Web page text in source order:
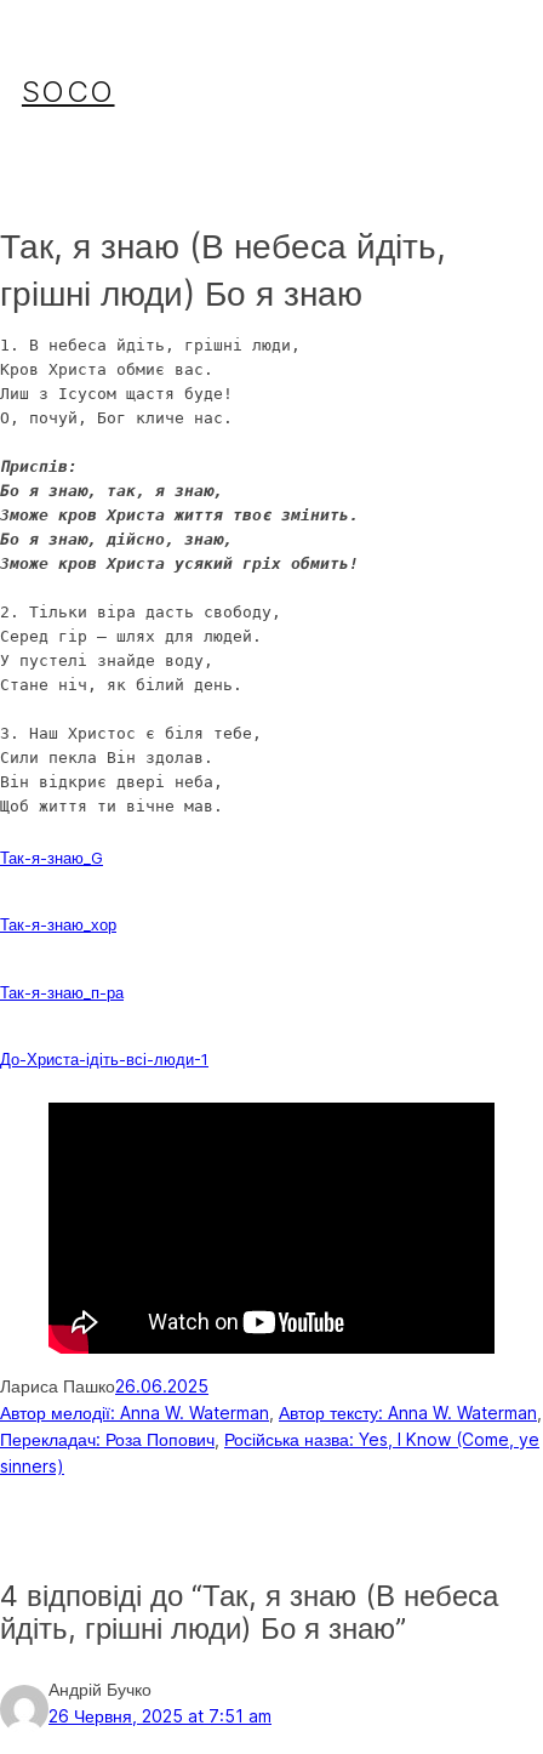
SOCO
Так, я знаю (В небеса йдіть,
грішні люди) Бо я знаю
1. В небеса йдіть, грішні люди,
Кров Христа обмиє вас.
Лиш з Ісусом щастя буде!
О, почуй, Бог кличе нас.
Приспів:
Бо я знаю, так, я знаю,
Зможе кров Христа життя твоє змінить.
Бо я знаю, дійсно, знаю,
Зможе кров Христа усякий гріх обмить!
2. Тільки віра дасть свободу,
Серед гір – шлях для людей.
У пустелі знайде воду,
Стане ніч, як білий день.
3. Наш Христос є біля тебе,
Сили пекла Він здолав.
Він відкриє двері неба,
Щоб життя ти вічне мав.
Так-я-знаю_G
Так-я-знаю_хор
Так-я-знаю_п-ра
До-Христа-ідіть-всі-люди-1
Лариса Пашко26.06.2025
Автор мелодії: Anna W. Waterman Автор тексту: Anna W. Waterman
Перекладач: Роза Попович Російська назва: Yes, I Know (Come, ye
sinners)
4 відповіді до “Так, я знаю (В небеса
йдіть, грішні люди) Бо я знаю”
Андрій Бучко
26 Червня, 2025 at 7:51 am